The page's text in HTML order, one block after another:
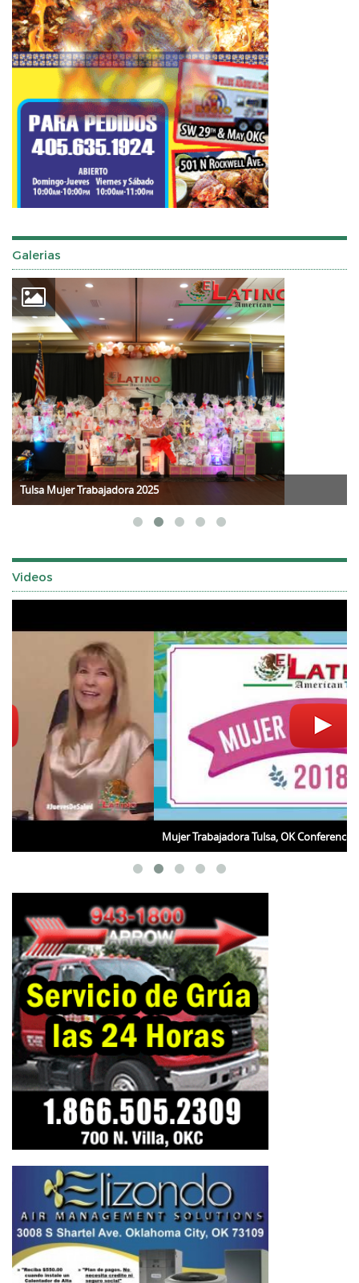
Galerias
Tulsa Mujer Trabajadora 2025
Videos
Mujer Trabajadora Tulsa, OK Conference 2018